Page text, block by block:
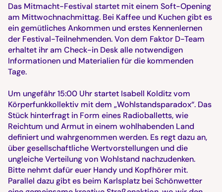
Das Mitmacht-Festival startet mit einem Soft-Opening
am Mittwochnachmittag. Bei Kaffee und Kuchen gibt es
ein gemütliches Ankommen und erstes Kennenlernen
der Festival-Teilnehmenden. Von dem Faktor D-Team
erhaltet ihr am Check-in Desk alle notwendigen
Informationen und Materialien für die kommenden
Tage.
Um ungefähr 15:00 Uhr startet Isabell Kolditz vom
Körperfunkkollektiv mit dem „Wohlstandsparadox“. Das
Stück hinterfragt in Form eines Radioballetts, wie
Reichtum und Armut in einem wohlhabenden Land
definiert und wahrgenommen werden. Es regt dazu an,
über gesellschaftliche Wertvorstellungen und die
ungleiche Verteilung von Wohlstand nachzudenken.
Bitte nehmt dafür euer Handy und Kopfhörer mit.
Parallel dazu gibt es beim Karlsplatz bei Schönwetter